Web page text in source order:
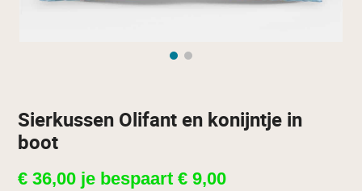
Sierkussen Olifant en konijntje in
boot
€ 36,00 je bespaart€ 9,00